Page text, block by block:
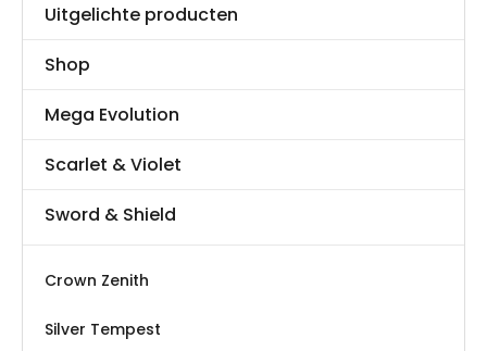
Uitgelichte producten
Shop
Mega Evolution
Scarlet & Violet
Sword & Shield
Crown Zenith
Silver Tempest